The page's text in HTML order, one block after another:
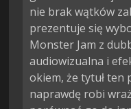
nie brak wątków
prezentuje się
Monster Jam z
audiowizualna i
okiem, że tytuł ten
naprawdę robi